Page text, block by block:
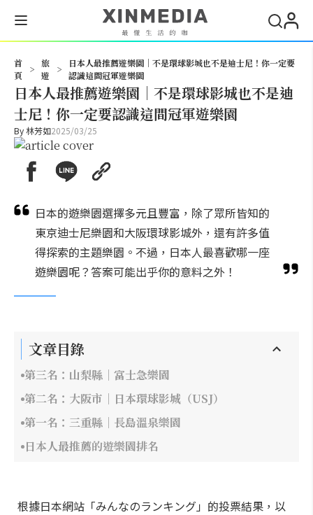
首
頁
>
旅
遊
>
日本人最推薦遊樂園｜不是環球影城也不是迪士尼！你一定要
認識這間冠軍遊樂園
日本人最推薦遊樂園｜不是環球影城也不是迪
士尼！你一定要認識這間冠軍遊樂園
By林芳如2025/03/25
日本的遊樂園選擇多元且豐富，除了眾所皆知的
東京迪士尼樂園和大阪環球影城外，還有許多值
得探索的主題樂園。不過，日本人最喜歡哪一座
遊樂園呢？答案可能出乎你的意料之外！
文章目錄
第三名：山梨縣｜富士急樂園
第二名：大阪市｜日本環球影城（USJ）
第一名：三重縣｜長島溫泉樂園
日本人最推薦的遊樂園排名
根據日本網站「みんなのランキング」的投票結果，以